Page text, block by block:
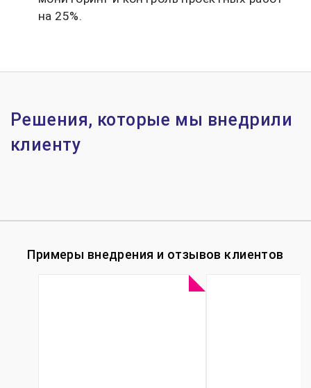
на 25%.
Решения, которые мы внедрили
клиенту
Примеры внедрения и отзывов клиентов